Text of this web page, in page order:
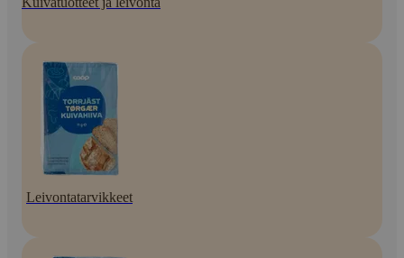
Leivontatarvikkeet